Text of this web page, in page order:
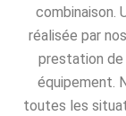
combinaison.
réalisée par
prestation
équipement.
toutes les